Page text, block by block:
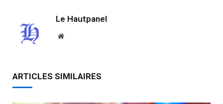
Le Hautpanel
Website
ARTICLES SIMILAIRES